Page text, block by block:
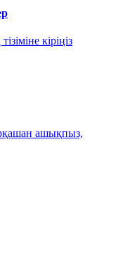
кіріңіз
ашықпыз,